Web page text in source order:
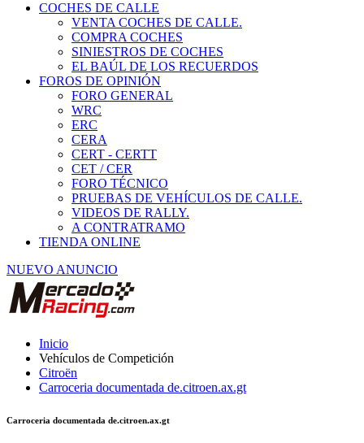
COCHES DE CALLE
VENTA COCHES DE CALLE.
COMPRA COCHES
SINIESTROS DE COCHES
EL BAÚL DE LOS RECUERDOS
FOROS DE OPINIÓN
FORO GENERAL
WRC
ERC
CERA
CERT - CERTT
CET / CER
FORO TÉCNICO
PRUEBAS DE VEHÍCULOS DE CALLE.
VIDEOS DE RALLY.
A CONTRATRAMO
TIENDA ONLINE
NUEVO ANUNCIO
Inicio
Vehículos de Competición
Citroën
Carroceria documentada de.citroen.ax.gt
Carroceria documentada de.citroen.ax.gt